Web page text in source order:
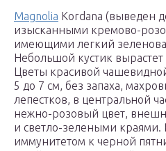
Magnolia Kordana (выведен
изысканными кремово-
имеющими легкий
Небольшой кустик
Цветы красивой
5 до 7 см, без запаха,
лепестков, в центральной
нежно-розовый цвет,
и светло-зелеными краями.
иммунитетом к черной